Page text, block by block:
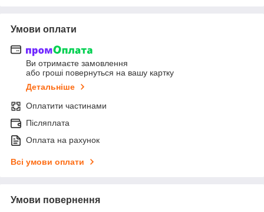
Умови оплати
Ви отримаєте замовлення
або гроші повернуться на вашу картку
Детальніше
Оплатити частинами
Післяплата
Оплата на рахунок
Всі умови оплати
Умови повернення